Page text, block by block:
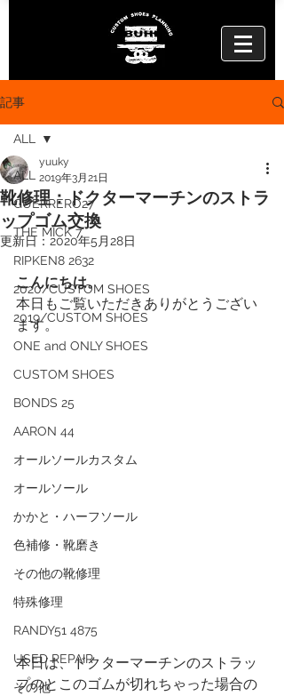
記事
ALL
GUERRERO27
THE MICK 7
RIPKEN8 2632
2020/CUSTOM SHOES
2019/CUSTOM SHOES
ONE and ONLY SHOES
CUSTOM SHOES
BONDS 25
AARON 44
オールソールカスタム
オールソール
かかと・ハーフソール
色補修・靴磨き
その他の靴修理
特殊修理
RANDY51 4875
USED REPAIR
その他
ALL
靴修理：ドクターマーチンのストラ
ップゴム交換
yuuky
2019年3月21日
更新日： 2020年5月28日
こんにちは。
本日もご覧いただきありがとうござい
ます。
本日は、ドクターマーチンのストラッ
プのとこのゴムが切れちゃった場合の